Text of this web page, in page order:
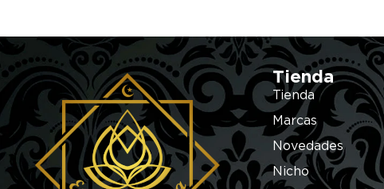
Tienda
Tienda
Marcas
Novedades
Nicho